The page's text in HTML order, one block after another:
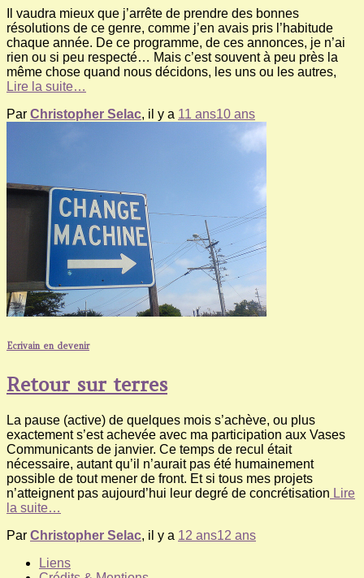
Il vaudra mieux que j’arrête de prendre des bonnes
résolutions de ce genre, comme j’en avais pris l’habitude
chaque année. De ce programme, de ces annonces, je n’ai
rien ou si peu respecté… Mais c’est souvent à peu près la
même chose quand nous décidons, les uns ou les autres,
Lire la suite…
Par Christopher Selac, il y a 11 ans10 ans
Ecrivain en devenir
Retour sur terres
La pause (active) de quelques mois s’achève, ou plus
exactement s’est achevée avec ma participation aux Vases
Communicants de janvier. Ce temps de recul était
nécessaire, autant qu’il n’aurait pas été humainement
possible de tout mener de front. Et si tous mes projets
n’atteignent pas aujourd’hui leur degré de concrétisation Lire
la suite…
Par Christopher Selac, il y a 12 ans12 ans
Liens